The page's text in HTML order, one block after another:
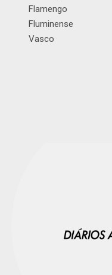
Flamengo
Fluminense
Vasco